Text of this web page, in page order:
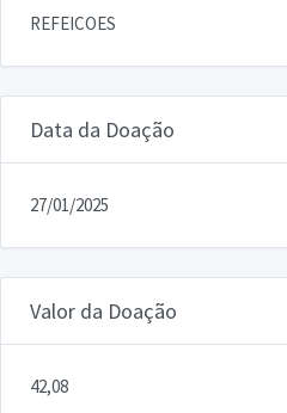
REFEICOES
Data da Doação
27/01/2025
Valor da Doação
42,08